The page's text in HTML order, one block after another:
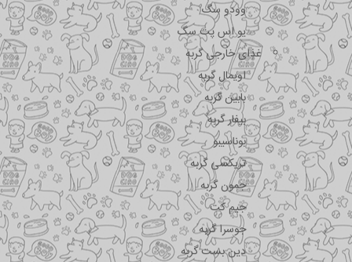
وودو سگ
یو اس پت سگ
غذای خارجی گربه
اویمال گربه
بابین گربه
بیفار گربه
بوناسیبو
تریکسی گربه
جمون گربه
جیم کت
جوسرا گربه
دین بست گربه